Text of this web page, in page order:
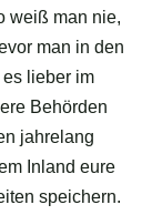
weiß man nie,
man in den
lieber im
Behörden
jahrelang
Inland eure
speichern.